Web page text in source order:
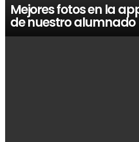
Mejores fotos en la
de nuestro alumnado